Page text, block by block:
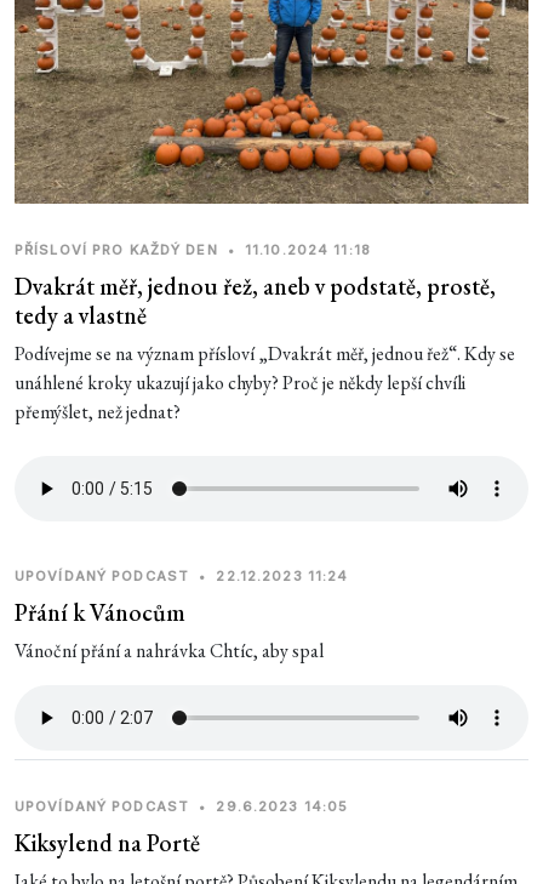
PŘÍSLOVÍ PRO KAŽDÝ DEN • 11.10.2024 11:18
Dvakrát měř, jednou řež, aneb v podstatě, prostě,
tedy a vlastně
Podívejme se na význam přísloví „Dvakrát měř, jednou řež“. Kdy se
unáhlené kroky ukazují jako chyby? Proč je někdy lepší chvíli
přemýšlet, než jednat?
UPOVÍDANÝ PODCAST • 22.12.2023 11:24
Přání k Vánocům
Vánoční přání a nahrávka Chtíc, aby spal
UPOVÍDANÝ PODCAST • 29.6.2023 14:05
Kiksylend na Portě